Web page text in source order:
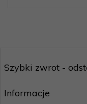
Szybki zwrot -
Informacje